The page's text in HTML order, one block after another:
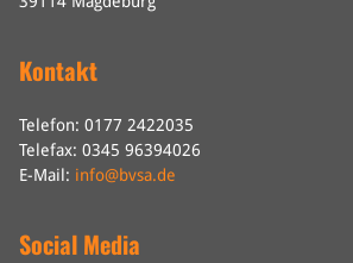
Kontakt
Telefon: 0177 2422035
Telefax: 0345 96394026
E-Mail: info@bvsa.de
Social Media